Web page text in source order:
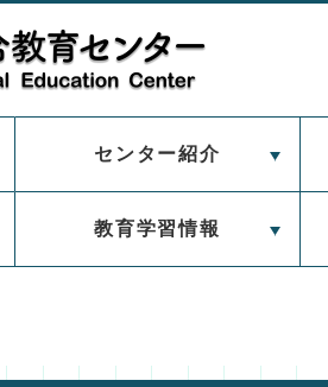
センター紹介
教育学習情報